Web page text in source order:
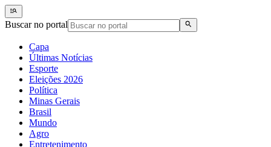
Buscar no portal
Capa
Últimas Notícias
Esporte
Eleições 2026
Política
Minas Gerais
Brasil
Mundo
Agro
Entretenimento